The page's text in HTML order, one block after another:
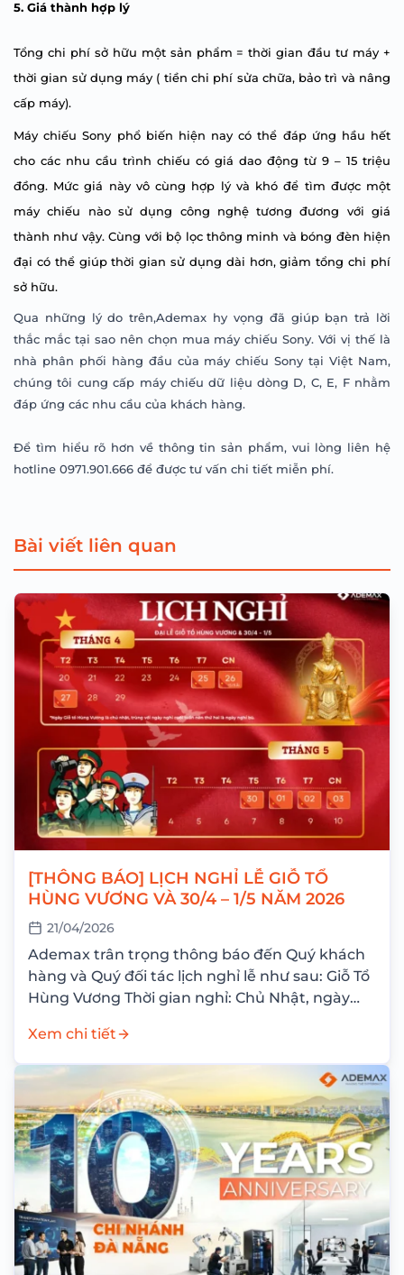
5. Giá thành hợp lý
Tổng chi phí sở hữu một sản phẩm = thời gian đầu tư máy +
thời gian sử dụng máy ( tiền chi phí sửa chữa, bảo trì và nâng
cấp máy).
Máy chiếu Sony phổ biến hiện nay có thể đáp ứng hầu hết
cho các nhu cầu trình chiếu có giá dao động từ 9 – 15 triệu
đồng. Mức giá này vô cùng hợp lý và khó để tìm được một
máy chiếu nào sử dụng công nghệ tương đương với giá
thành như vậy. Cùng với bộ lọc thông minh và bóng đèn hiện
đại có thể giúp thời gian sử dụng dài hơn, giảm tổng chi phí
sở hữu.
Qua những lý do trên,Ademax hy vọng đã giúp bạn trả lời
thắc mắc tại sao nên chọn mua máy chiếu Sony. Với vị thế là
nhà phân phối hàng đầu của máy chiếu Sony tại Việt Nam,
chúng tôi cung cấp máy chiếu dữ liệu dòng D, C, E, F nhằm
đáp ứng các nhu cầu của khách hàng.
Để tìm hiểu rõ hơn về thông tin sản phẩm, vui lòng liên hệ
hotline 0971.901.666 để được tư vấn chi tiết miễn phí.
Bài viết liên quan
[THÔNG BÁO] LỊCH NGHỈ LỄ GIỖ TỔ
HÙNG VƯƠNG VÀ 30/4 – 1/5 NĂM 2026
21/04/2026
Ademax trân trọng thông báo đến Quý khách
hàng và Quý đối tác lịch nghỉ lễ như sau: Giỗ Tổ
Hùng Vương Thời gian nghỉ: Chủ Nhật, ngày
Xem chi tiết